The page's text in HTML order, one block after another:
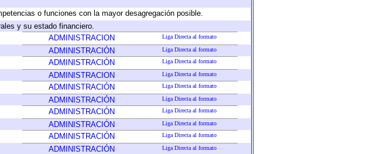
o funciones con la mayor desagregación posible.
y su estado financiero.
ADMINISTRACION Liga Directa al formato
ADMINISTRACIÓN Liga Directa al formato
ADMINISTRACIÓN Liga Directa al formato
ADMINISTRACION Liga Directa al formato
ADMINISTRACIÓN Liga Directa al formato
ADMINISTRACIÓN Liga Directa al formato
ADMINISTRACIÓN Liga Directa al formato
ADMINISTRACIÓN Liga Directa al formato
ADMINISTRACIÓN Liga Directa al formato
ADMINISTRACIÓN Liga Directa al formato